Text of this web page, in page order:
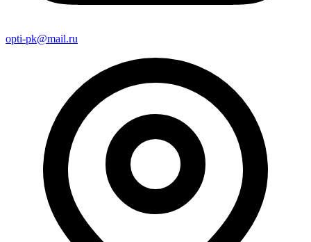
opti-pk@mail.ru